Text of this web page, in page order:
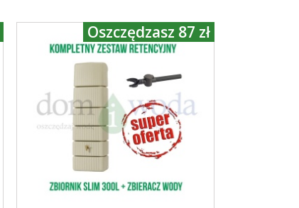
Oszczędzasz 87 zł